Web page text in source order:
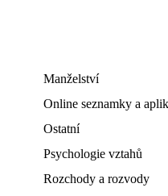
Manželství
Online seznamky a
Ostatní
Psychologie vztahů
Rozchody a rozvody